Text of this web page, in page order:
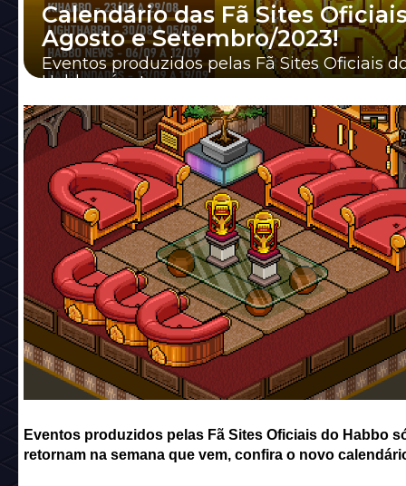
Calendário das Fã Sites
Agosto e Setembro/2023!
Eventos produzidos pelas Fã Sites Oficiais
Habbo só retornam na semana que vem,
Eventos produzidos pelas Fã Sites Oficiais do Habbo
retornam na semana que vem, confira o novo